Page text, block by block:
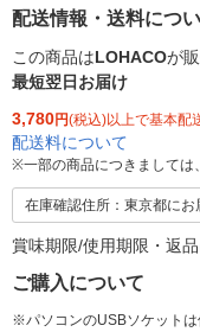
配送情報・送料につ
この商品はLOHACOが
最短翌日お届け
3,780円(税込)以上で基本配
配送料について
※一部の商品につきましては
在庫確認住所：東京都にお
賞味期限/使用期限・返
ご購入について
※パソコンのUSBソケット